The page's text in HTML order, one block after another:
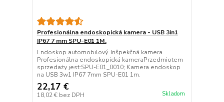
Profesionálna endoskopická kamera - USB 3in1
IP67 7 mm SPU-E01 1M.
Endoskop automobilový. Inšpekčná kamera.
Profesionálna endoskopická kameraPrzedmiotem
sprzedaży jest:SPU-E01_0010; Kamera endoskop
na USB 3w1 IP67 7mm SPU-E01 1m.
22,17 €
18,02 € bez DPH Skladom